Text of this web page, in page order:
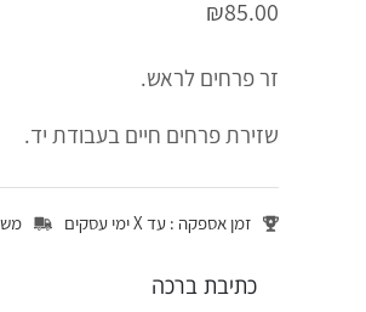
₪85.00
זר פרחים לראש.
שזירת פרחים חיים בעבודת יד.
זמן אספקה : עד X ימי עסקים
כתיבת ברכה